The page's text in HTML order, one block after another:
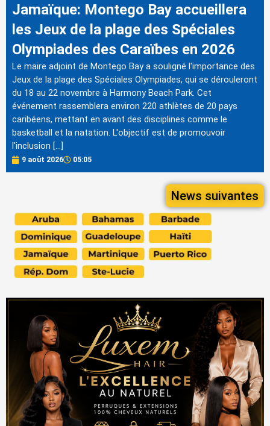
Jamaïque: Montego Bay accueillera
les Jeux de la plage des Spéciales
Olympiades des Caraïbes en 2026
Le maire adjoint de Montego Bay a souligné l'importance des
Jeux de la plage des Spéciales Olympiades, qui se dérouleront
du 18 au 22 novembre à Harmony Beach Park. Cet
événement rassemblera environ 220 athlètes de 20 pays
caribéens, mettant en avant des disciplines comme le
basketball et la natation. L'objectif est de promouvoir
l'inclusion […]
9 août 2026 05:05
News suivantes